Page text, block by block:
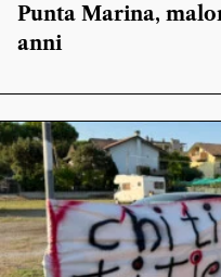
Punta Marina,
anni